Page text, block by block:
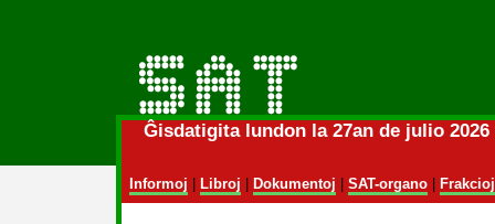
Ĝisdatigita lundon la 27an de julio
Informoj Libroj Dokumentoj SAT-organo| Frakcioj